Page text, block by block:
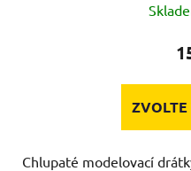
Chlupaté modelovací